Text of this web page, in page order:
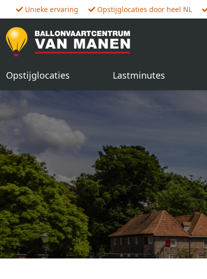
Unieke ervaring Opstijglocaties door heel NL
Opstijglocaties Lastminutes